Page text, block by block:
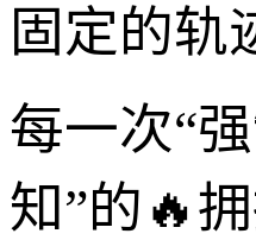
固定的轨
每一次“
知”的🔥